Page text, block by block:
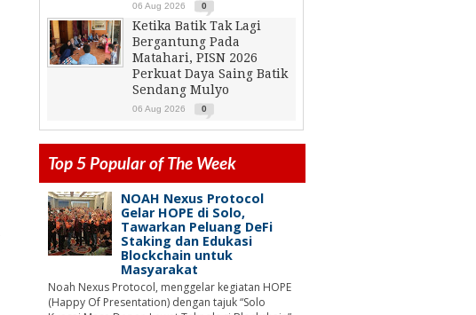
06 Aug 2026 0
Ketika Batik Tak Lagi
Bergantung Pada
Matahari, PISN 2026
Perkuat Daya Saing Batik
Sendang Mulyo
06 Aug 2026 0
Top 5 Popular of The Week
NOAH Nexus Protocol
Gelar HOPE di Solo,
Tawarkan Peluang DeFi
Staking dan Edukasi
Blockchain untuk
Masyarakat
Noah Nexus Protocol, menggelar kegiatan HOPE
(Happy Of Presentation) dengan tajuk “Solo